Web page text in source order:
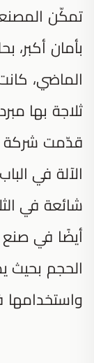
تمكّن
بأمان أكبر،
الآلة في
شائعة في
أيضًا في صنع
الحجم بحيث
واستخدامها